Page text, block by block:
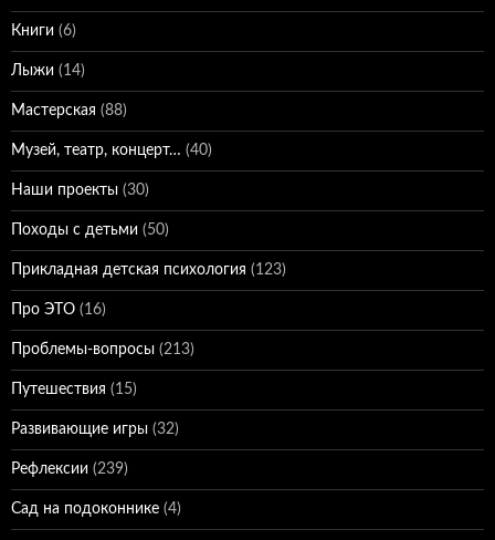
Книги (6)
Лыжи (14)
Мастерская (88)
Музей, театр, концерт… (40)
Наши проекты (30)
Походы с детьми (50)
Прикладная детская психология (123)
Про ЭТО (16)
Проблемы-вопросы (213)
Путешествия (15)
Развивающие игры (32)
Рефлексии (239)
Сад на подоконнике (4)